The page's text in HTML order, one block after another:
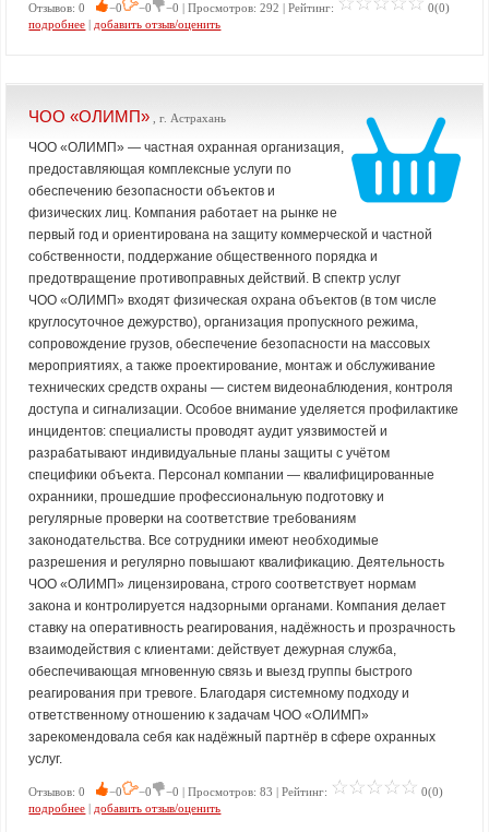
Отзывов: 0 −0 −0 −0 | Просмотров: 292 | Рейтинг:
0(0)
подробнее | добавить отзыв/оценить
ЧОО «ОЛИМП» , г. Астрахань
ЧОО «ОЛИМП» — частная охранная организация,
предоставляющая комплексные услуги по
обеспечению безопасности объектов и
физических лиц. Компания работает на рынке не
первый год и ориентирована на защиту коммерческой и частной
собственности, поддержание общественного порядка и
предотвращение противоправных действий. В спектр услуг
ЧОО «ОЛИМП» входят физическая охрана объектов (в том числе
круглосуточное дежурство), организация пропускного режима,
сопровождение грузов, обеспечение безопасности на массовых
мероприятиях, а также проектирование, монтаж и обслуживание
технических средств охраны — систем видеонаблюдения, контроля
доступа и сигнализации. Особое внимание уделяется профилактике
инцидентов: специалисты проводят аудит уязвимостей и
разрабатывают индивидуальные планы защиты с учётом
специфики объекта. Персонал компании — квалифицированные
охранники, прошедшие профессиональную подготовку и
регулярные проверки на соответствие требованиям
законодательства. Все сотрудники имеют необходимые
разрешения и регулярно повышают квалификацию. Деятельность
ЧОО «ОЛИМП» лицензирована, строго соответствует нормам
закона и контролируется надзорными органами. Компания делает
ставку на оперативность реагирования, надёжность и прозрачность
взаимодействия с клиентами: действует дежурная служба,
обеспечивающая мгновенную связь и выезд группы быстрого
реагирования при тревоге. Благодаря системному подходу и
ответственному отношению к задачам ЧОО «ОЛИМП»
зарекомендовала себя как надёжный партнёр в сфере охранных
услуг.
Отзывов: 0 −0 −0 −0 | Просмотров: 83 | Рейтинг:
0(0)
подробнее | добавить отзыв/оценить